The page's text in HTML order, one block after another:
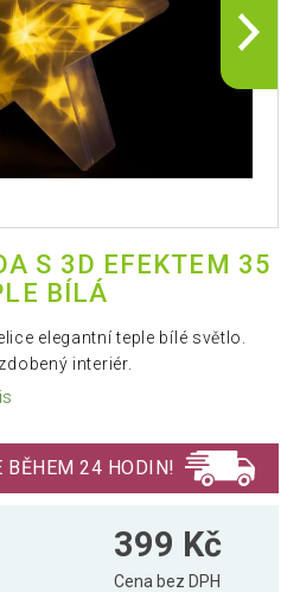
S 3D EFEKTEM 35
BÍLÁ
elegantní teple bílé světlo.
interiér.
BĚHEM 24 HODIN!
399 Kč
Cena bez DPH